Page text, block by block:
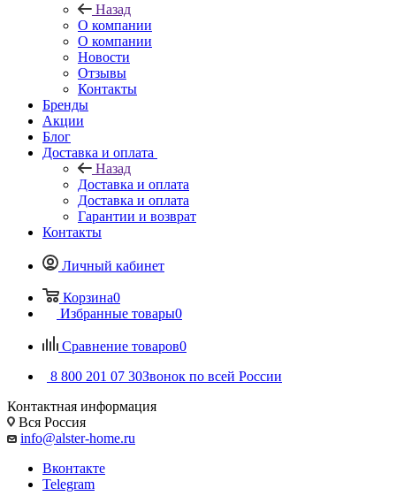
Назад
О компании
О компании
Новости
Отзывы
Контакты
Бренды
Акции
Блог
Доставка и оплата
Назад
Доставка и оплата
Доставка и оплата
Гарантии и возврат
Контакты
Личный кабинет
Корзина0
Избранные товары0
Сравнение товаров0
8 800 201 07 30Звонок по всей России
Контактная информация
Вся Россия
info@alster-home.ru
Вконтакте
Telegram